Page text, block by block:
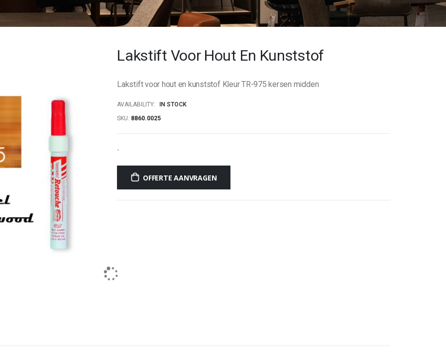
Lakstift Voor Hout En Kunststof
Lakstift voor hout en kunststof Kleur TR-975 kersen midden
AVAILABILITY:
IN STOCK
SKU 8860.0025
-
OFFERTE AANVRAGEN